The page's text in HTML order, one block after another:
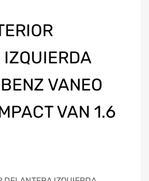
VANEO
VAN 1.6